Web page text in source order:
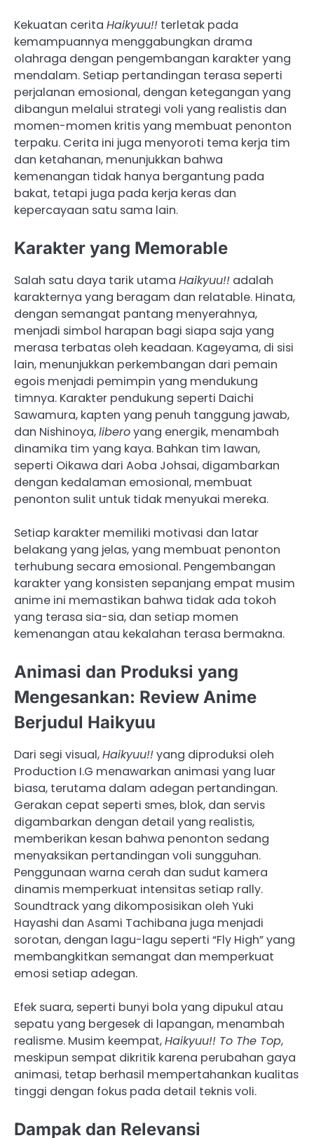
Kekuatan cerita Haikyuu!! terletak pada
kemampuannya menggabungkan drama
olahraga dengan pengembangan karakter yang
mendalam. Setiap pertandingan terasa seperti
perjalanan emosional, dengan ketegangan yang
dibangun melalui strategi voli yang realistis dan
momen-momen kritis yang membuat penonton
terpaku. Cerita ini juga menyoroti tema kerja tim
dan ketahanan, menunjukkan bahwa
kemenangan tidak hanya bergantung pada
bakat, tetapi juga pada kerja keras dan
kepercayaan satu sama lain.
Karakter yang Memorable
Salah satu daya tarik utama Haikyuu!! adalah
karakternya yang beragam dan relatable. Hinata,
dengan semangat pantang menyerahnya,
menjadi simbol harapan bagi siapa saja yang
merasa terbatas oleh keadaan. Kageyama, di sisi
lain, menunjukkan perkembangan dari pemain
egois menjadi pemimpin yang mendukung
timnya. Karakter pendukung seperti Daichi
Sawamura, kapten yang penuh tanggung jawab,
dan Nishinoya,liberoyang energik, menambah
dinamika tim yang kaya. Bahkan tim lawan,
seperti Oikawa dari Aoba Johsai, digambarkan
dengan kedalaman emosional, membuat
penonton sulit untuk tidak menyukai mereka.
Setiap karakter memiliki motivasi dan latar
belakang yang jelas, yang membuat penonton
terhubung secara emosional. Pengembangan
karakter yang konsisten sepanjang empat musim
anime ini memastikan bahwa tidak ada tokoh
yang terasa sia-sia, dan setiap momen
kemenangan atau kekalahan terasa bermakna.
Animasi dan Produksi yang
Mengesankan: Review Anime
Berjudul Haikyuu
Dari segi visual,Haikyuu!!yang diproduksi oleh
Production I.G menawarkan animasi yang luar
biasa, terutama dalam adegan pertandingan.
Gerakan cepat seperti smes, blok, dan servis
digambarkan dengan detail yang realistis,
memberikan kesan bahwa penonton sedang
menyaksikan pertandingan voli sungguhan.
Penggunaan warna cerah dan sudut kamera
dinamis memperkuat intensitas setiap rally.
Soundtrack yang dikomposisikan oleh Yuki
Hayashi dan Asami Tachibana juga menjadi
sorotan, dengan lagu-lagu seperti “Fly High” yang
membangkitkan semangat dan memperkuat
emosi setiap adegan.
Efek suara, seperti bunyi bola yang dipukul atau
sepatu yang bergesek di lapangan, menambah
realisme. Musim keempat,Haikyuu!! To The Top,
meskipun sempat dikritik karena perubahan gaya
animasi, tetap berhasil mempertahankan kualitas
tinggi dengan fokus pada detail teknis voli.
Dampak dan Relevansi